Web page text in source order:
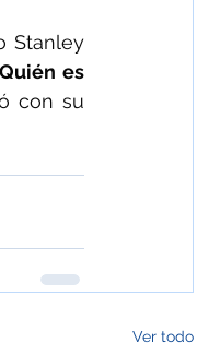
Stanley
es
con su
Ver todo